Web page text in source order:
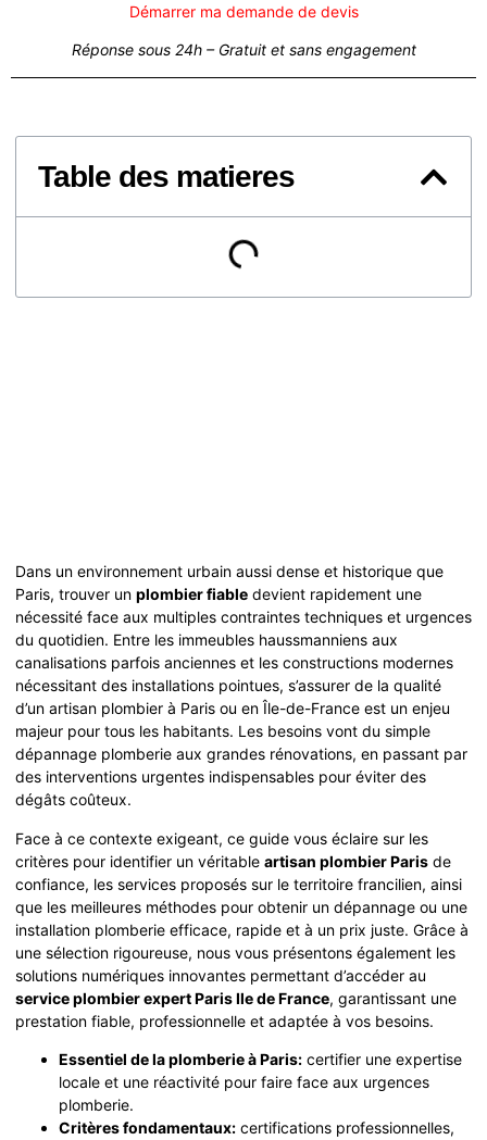
Démarrer ma demande de devis
Réponse sous 24h – Gratuit et sans engagement
Table des matieres
Dans un environnement urbain aussi dense et historique que
Paris, trouver un plombier fiable devient rapidement une
nécessité face aux multiples contraintes techniques et urgences
du quotidien. Entre les immeubles haussmanniens aux
canalisations parfois anciennes et les constructions modernes
nécessitant des installations pointues, s’assurer de la qualité
d’un artisan plombier à Paris ou en Île-de-France est un enjeu
majeur pour tous les habitants. Les besoins vont du simple
dépannage plomberie aux grandes rénovations, en passant par
des interventions urgentes indispensables pour éviter des
dégâts coûteux.
Face à ce contexte exigeant, ce guide vous éclaire sur les
critères pour identifier un véritable artisan plombier Paris de
confiance, les services proposés sur le territoire francilien, ainsi
que les meilleures méthodes pour obtenir un dépannage ou une
installation plomberie efficace, rapide et à un prix juste. Grâce à
une sélection rigoureuse, nous vous présentons également les
solutions numériques innovantes permettant d’accéder au
service plombier expert Paris Ile de France, garantissant une
prestation fiable, professionnelle et adaptée à vos besoins.
Essentiel de la plomberie à Paris: certifier une expertise
locale et une réactivité pour faire face aux urgences
plomberie.
Critères fondamentaux: certifications professionnelles,